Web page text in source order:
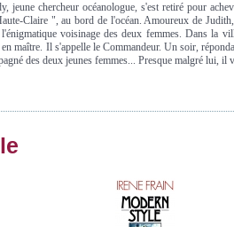
jeune chercheur océanologue, s'est retiré pour
Claire ", au bord de l'océan. Amoureux de
voisinage des deux femmes. Dans la
maître. Il s'appelle le Commandeur. Un soir,
des deux jeunes femmes... Presque malgré lui, il